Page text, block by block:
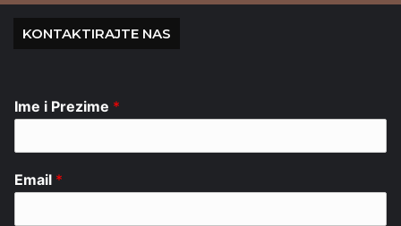
KONTAKTIRAJTE NAS
Ime i Prezime *
Email *